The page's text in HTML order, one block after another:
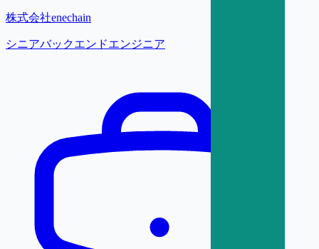
株式会社enechain
シニアバックエンドエンジニア